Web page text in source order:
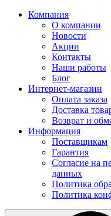
Компания
О компании
Новости
Акции
Контакты
Наши работы
Блог
Интернет-магазин
Оплата заказа
Доставка
Возврат и
Информация
Поставщикам
Гарантия
Согласие на
данных
Политика
Политика